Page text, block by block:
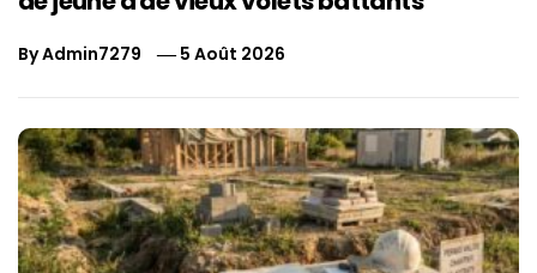
ByAdmin7279 5 Août 2026